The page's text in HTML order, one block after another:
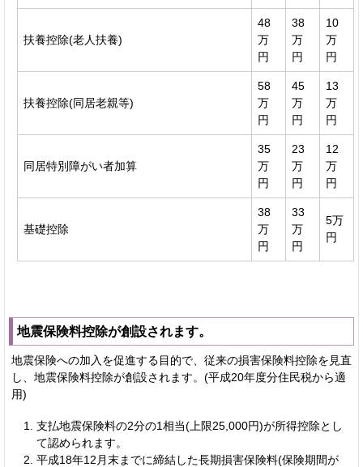
扶養控除(老人扶養)
48
万
円
38
万
円
10
万
円
扶養控除(同居老親等)
58
万
円
45
万
円
13
万
円
同居特別障がい者加算
35
万
円
23
万
円
12
万
円
基礎控除
38
万
円
33
万
円
5万
円
地震保険料控除が創設されます。
地震保険への加入を促進する目的で、従来の損害保険料控除を見直
し、地震保険料控除が創設されます。(平成20年度分住民税から適
用)
支払地震保険料の2分の1相当(上限25,000円)が所得控除とし
て認められます。
平成18年12月末までに締結した長期損害保険料(保険期間が